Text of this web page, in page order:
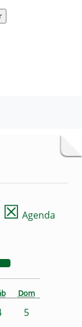
☒ Agenda
Dom
5